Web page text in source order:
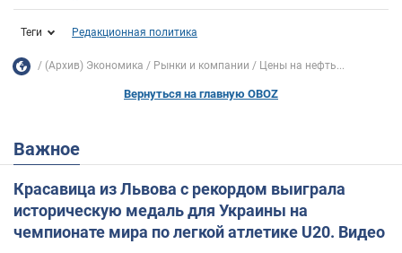
Теги Редакционная политика
(Архив) Экономика Рынки и компании Цены на нефть...
Вернуться на главную OBOZ
Важное
Красавица из Львова с рекордом выиграла
историческую медаль для Украины на
чемпионате мира по легкой атлетике U20. Видео